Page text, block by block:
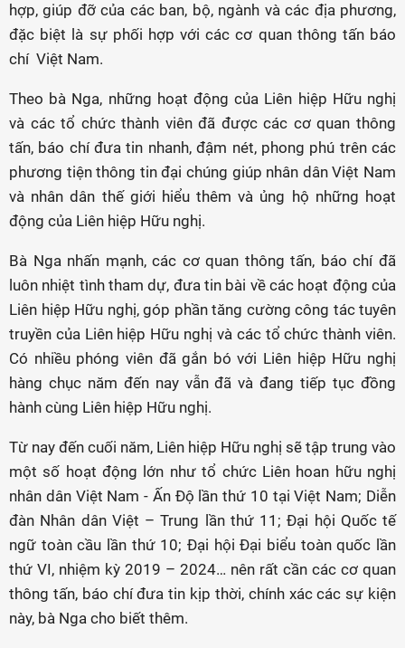
hợp, giúp đỡ của các ban, bộ, ngành và các địa phương,
đặc biệt là sự phối hợp với các cơ quan thông tấn báo
chí Việt Nam.
Theo bà Nga, những hoạt động của Liên hiệp Hữu nghị
và các tổ chức thành viên đã được các cơ quan thông
tấn, báo chí đưa tin nhanh, đậm nét, phong phú trên các
phương tiện thông tin đại chúng giúp nhân dân Việt Nam
và nhân dân thế giới hiểu thêm và ủng hộ những hoạt
động của Liên hiệp Hữu nghị.
Bà Nga nhấn mạnh, các cơ quan thông tấn, báo chí đã
luôn nhiệt tình tham dự, đưa tin bài về các hoạt động của
Liên hiệp Hữu nghị, góp phần tăng cường công tác tuyên
truyền của Liên hiệp Hữu nghị và các tổ chức thành viên.
Có nhiều phóng viên đã gắn bó với Liên hiệp Hữu nghị
hàng chục năm đến nay vẫn đã và đang tiếp tục đồng
hành cùng Liên hiệp Hữu nghị.
Từ nay đến cuối năm, Liên hiệp Hữu nghị sẽ tập trung vào
một số hoạt động lớn như tổ chức Liên hoan hữu nghị
nhân dân Việt Nam - Ấn Độ lần thứ 10 tại Việt Nam; Diễn
đàn Nhân dân Việt – Trung lần thứ 11; Đại hội Quốc tế
ngữ toàn cầu lần thứ 10; Đại hội Đại biểu toàn quốc lần
thứ VI, nhiệm kỳ 2019 – 2024… nên rất cần các cơ quan
thông tấn, báo chí đưa tin kịp thời, chính xác các sự kiện
này, bà Nga cho biết thêm.